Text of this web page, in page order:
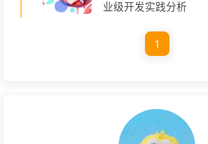
业级开发实践分析
1